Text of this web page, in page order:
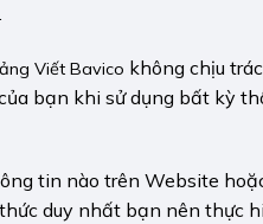
Viết Bavico không chịu
bạn khi sử dụng bất kỳ
tin nào trên Website
duy nhất bạn nên thực